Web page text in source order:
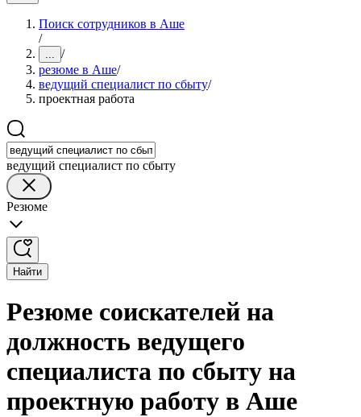
Поиск сотрудников в Аше
/
... /
резюме в Аше/
ведущий специалист по сбыту/
проектная работа
ведущий специалист по сбыту
Резюме
Найти
Резюме соискателей на
должность ведущего
специалиста по сбыту на
проектную работу в Аше